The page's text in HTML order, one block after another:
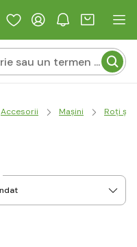
Accesorii Mașini Roți și